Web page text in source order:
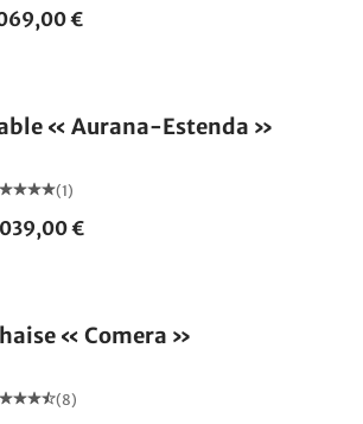
€
« Aurana-Estenda »
(1)
€
« Comera »
(8)